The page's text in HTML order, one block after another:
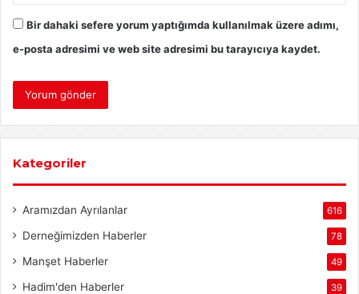
Bir dahaki sefere yorum yaptığımda kullanılmak üzere adımı,
e-posta adresimi ve web site adresimi bu tarayıcıya kaydet.
Kategoriler
Aramızdan Ayrılanlar 616
Derneğimizden Haberler 78
Manşet Haberler 49
Hadim'den Haberler 39